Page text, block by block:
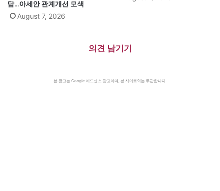
담…아세안 관계개선 모색
August 7, 2026
의견 남기기
본 광고는 Google 애드센스 광고이며, 본 사이트와는 무관합니다.